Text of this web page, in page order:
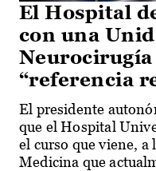
El Hospital
con una
Neurocirugía
“referencia
El presidente
que el Hospital
el curso que viene,
Medicina que